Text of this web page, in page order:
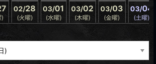
)
02/28
(火曜)
03/01
(水曜)
03/02
(木曜)
03/03
(金曜)
03/04
(土曜)